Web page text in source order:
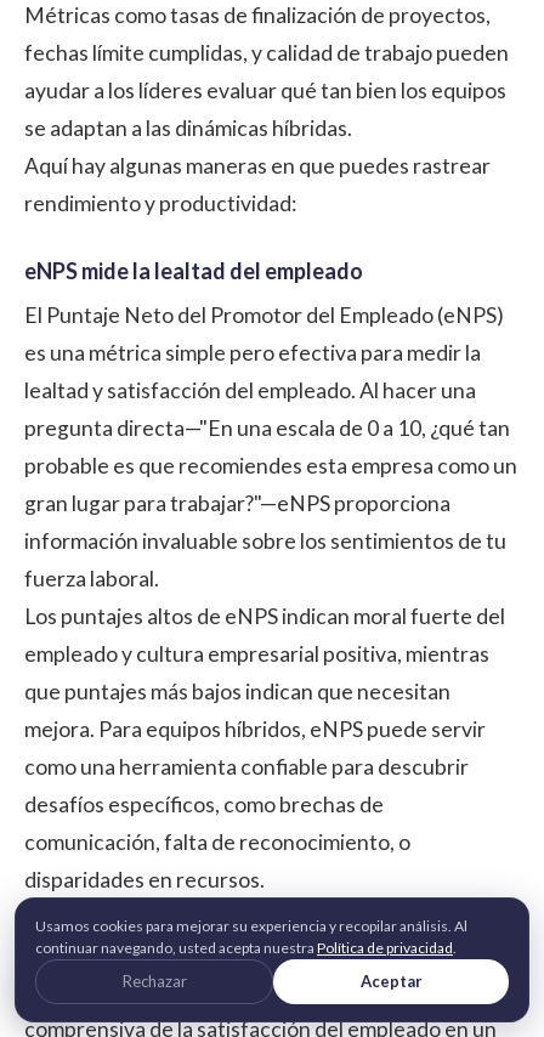
Métricas como tasas de finalización de proyectos,
fechas límite cumplidas, y calidad de trabajo pueden
ayudar a los líderes evaluar qué tan bien los equipos
se adaptan a las dinámicas híbridas.
Aquí hay algunas maneras en que puedes rastrear
rendimiento y productividad:
eNPS mide la lealtad del empleado
El Puntaje Neto del Promotor del Empleado (eNPS)
es una métrica simple pero efectiva para medir la
lealtad y satisfacción del empleado. Al hacer una
pregunta directa—"En una escala de 0 a 10, ¿qué tan
probable es que recomiendes esta empresa como un
gran lugar para trabajar?"—eNPS proporciona
información invaluable sobre los sentimientos de tu
fuerza laboral.
Los puntajes altos de eNPS indican moral fuerte del
empleado ycultura empresarial positiva, mientras
que puntajes más bajos indican que necesitan
mejora. Para equipos híbridos, eNPS puede servir
como una herramienta confiable para descubrir
desafíos específicos, como brechas de
comunicación, falta de reconocimiento, o
disparidades en recursos.
Los análisis evalúan la satisfacción del empleado
Los análisis avanzados proporcionan una vista
comprensiva de la satisfacción del empleado en un
Usamos cookies para mejorar su experiencia y recopilar análisis. Al
continuar navegando, usted acepta nuestra Política de privacidad.
Rechazar Aceptar